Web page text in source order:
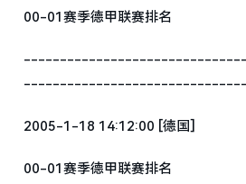
00-01赛季德甲联赛排名
-------------------------------
2005-1-18 14:12:00 [德国]
00-01赛季德甲联赛排名